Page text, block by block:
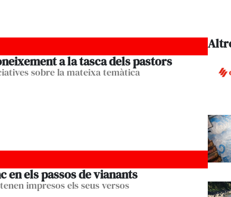
a la tasca dels pastors
sobre la mateixa temàtica
en els passos de vianants
impresos els seus versos